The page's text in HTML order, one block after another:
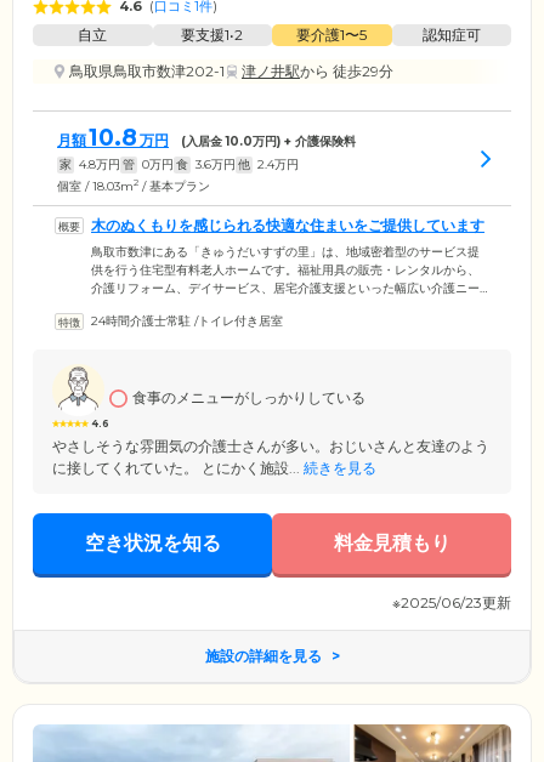
4.6 (口コミ1件)
自立 要支援1•2 要介護1〜5
認知症可
鳥取県鳥取市数津202-1
津ノ井駅から 徒歩29分
月額10.8 万円 (入居金10.0万円) + 介護保険料
家 4.8万円 管 0万円 食 3.6万円 他 2.4万円
個室 / 18.03m2 / 基本プラン
木のぬくもりを感じられる快適な住まいをご提供しています
鳥取市数津にある「きゅうだいすずの里」は、地域密着型のサービス提
供を行う住宅型有料老人ホームです。福祉用具の販売・レンタルから、
介護リフォーム、デイサービス、居宅介護支援といった幅広い介護ニー
用した、木のぬくもりを感じられる住まいをご提供。館内は全館バリア
完備。ご入居者様それぞれの日常をお楽しみいただけます。
24時間介護士常駐 /トイレ付き居室
4.6
食事のメニューがしっかりしている
やさしそうな雰囲気の介護士さんが多い。おじいさんと友達のよう
に接してくれていた。 とにかく施設... 続きを見る
空き状況を知る 料金見積もり
※2025/06/23更新
施設の詳細を見る